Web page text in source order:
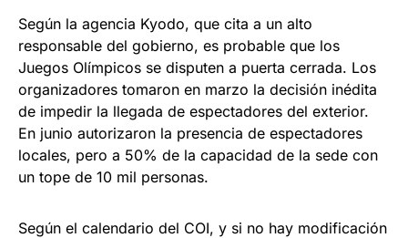
Según la agencia Kyodo, que cita a un alto
responsable del gobierno, es probable que los
Juegos Olímpicos se disputen a puerta cerrada. Los
organizadores tomaron en marzo la decisión inédita
de impedir la llegada de espectadores del exterior.
En junio autorizaron la presencia de espectadores
locales, pero a 50% de la capacidad de la sede con
un tope de 10 mil personas.
Según el calendario del COI, y si no hay modificación